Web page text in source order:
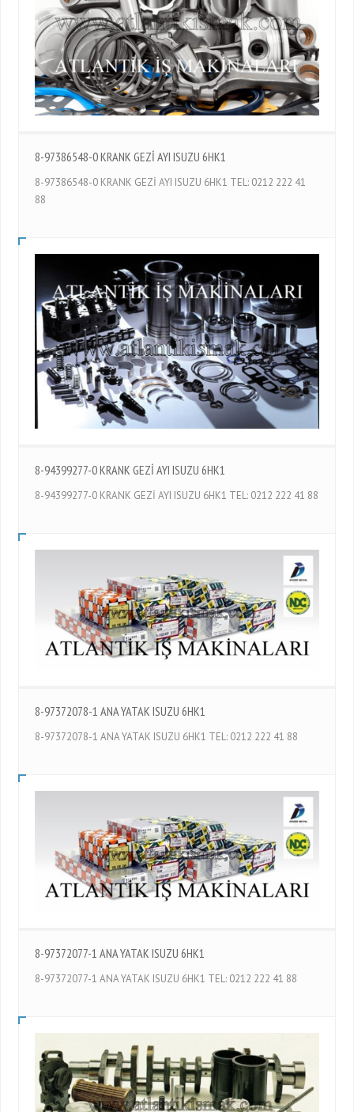
8-97386548-0 KRANK GEZİ AYI ISUZU 6HK1
8-97386548-0 KRANK GEZİ AYI ISUZU 6HK1 TEL: 0212 222 41
88
8-94399277-0 KRANK GEZİ AYI ISUZU 6HK1
8-94399277-0 KRANK GEZİ AYI ISUZU 6HK1 TEL: 0212 222 41 88
8-97372078-1 ANA YATAK ISUZU 6HK1
8-97372078-1 ANA YATAK ISUZU 6HK1 TEL: 0212 222 41 88
8-97372077-1 ANA YATAK ISUZU 6HK1
8-97372077-1 ANA YATAK ISUZU 6HK1 TEL: 0212 222 41 88